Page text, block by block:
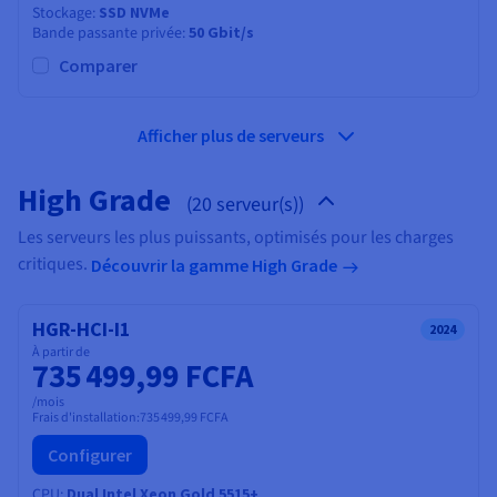
Stockage SSD NVMe
Bande passante privée 50 Gbit/s
Comparer
Afficher plus de serveurs
High Grade (20 serveur(s))
Les serveurs les plus puissants, optimisés pour les charges
critiques. Découvrir la gamme High Grade
HGR-HCI-I1 2024
À partir de
735 499,99 FCFA
/mois
Frais d'installation:735 499,99 FCFA
Configurer